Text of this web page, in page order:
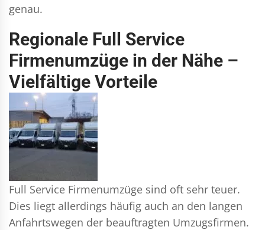
genau.
Regionale Full Service
Firmenumzüge in der Nähe –
Vielfältige Vorteile
Full Service Firmenumzüge sind oft sehr teuer.
Dies liegt allerdings häufig auch an den langen
Anfahrtswegen der beauftragten Umzugsfirmen.